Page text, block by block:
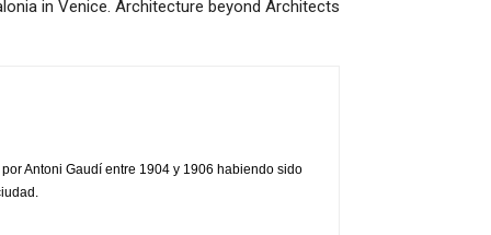
in Venice. Architecture beyond Architects
Antoni Gaudí entre 1904 y 1906 habiendo sido